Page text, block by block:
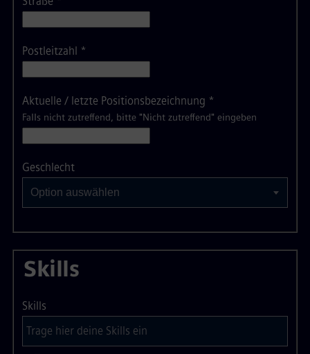
Postleitzahl *
Aktuelle / letzte Positionsbezeichnung *
Falls nicht zutreffend, bitte "Nicht zutreffend" eingeben
GeschlechtOption auswählen
Option auswählen
Skills
Skills